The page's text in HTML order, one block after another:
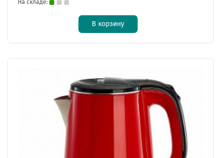
На складе:
В корзину